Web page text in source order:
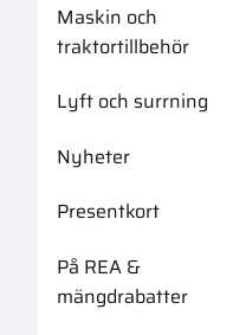
Maskin och
traktortillbehör
Lyft och surrning
Nyheter
Presentkort
På REA &
mängdrabatter